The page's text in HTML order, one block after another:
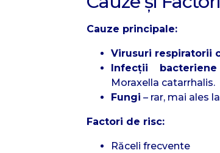
Cauze principale:
Virusuri respiratorii
Infecții bacteriene
Moraxella catarrhalis.
Fungi – rar, mai ales
Factori de risc:
Răceli frecvente